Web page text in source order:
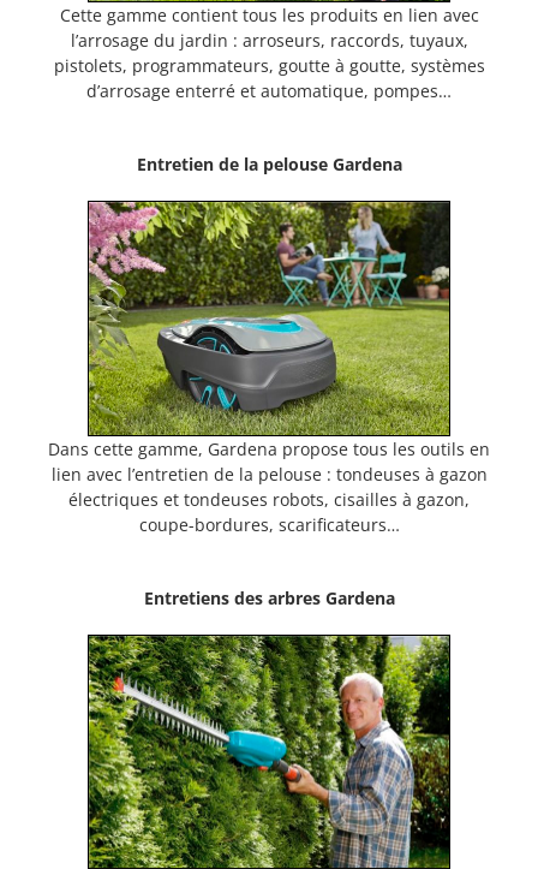
Cette gamme contient tous les produits en lien avec
l’arrosage du jardin : arroseurs, raccords, tuyaux,
pistolets, programmateurs, goutte à goutte, systèmes
d’arrosage enterré et automatique, pompes…
Entretien de la pelouse Gardena
Dans cette gamme, Gardena propose tous les outils en
lien avec l’entretien de la pelouse : tondeuses à gazon
électriques et tondeuses robots, cisailles à gazon,
coupe-bordures, scarificateurs…
Entretiens des arbres Gardena